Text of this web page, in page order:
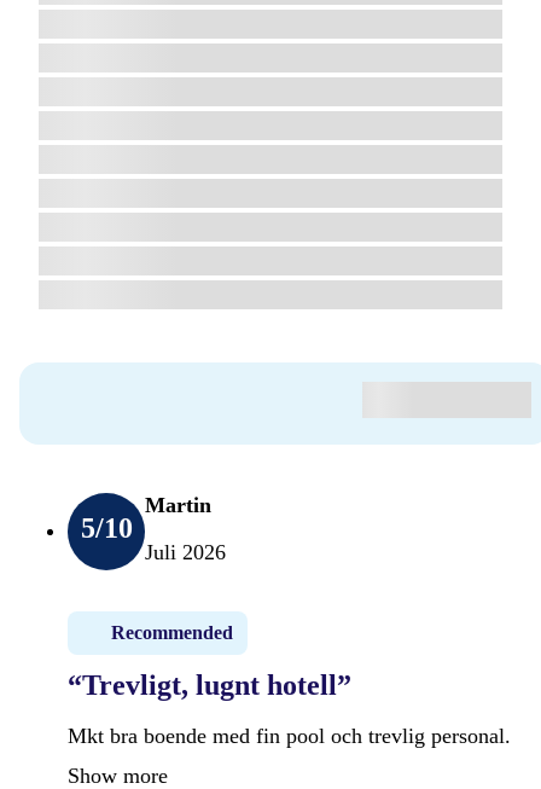
5/10
Martin
Juli 2026
Recommended
“Trevligt, lugnt hotell”
Mkt bra boende med fin pool och trevlig personal.
Show more